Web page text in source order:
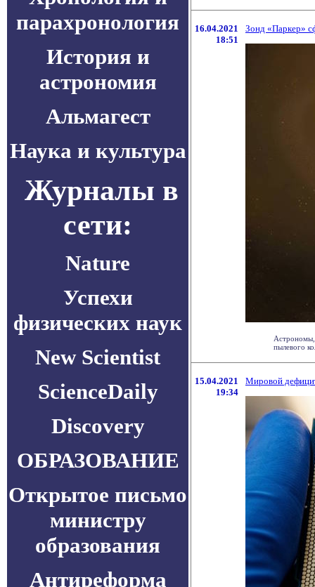
парахронология
История и
астрономия
Альмагест
Наука и культура
Журналы в
сети:
Nature
Успехи
физических наук
New Scientist
ScienceDaily
Discovery
ОБРАЗОВАНИЕ
Открытое письмо
министру
образования
Антиреформа
16.04.2021
18:51
Зонд «Паркер»
Астрономы,
пылевого
15.04.2021
19:34
Мировой